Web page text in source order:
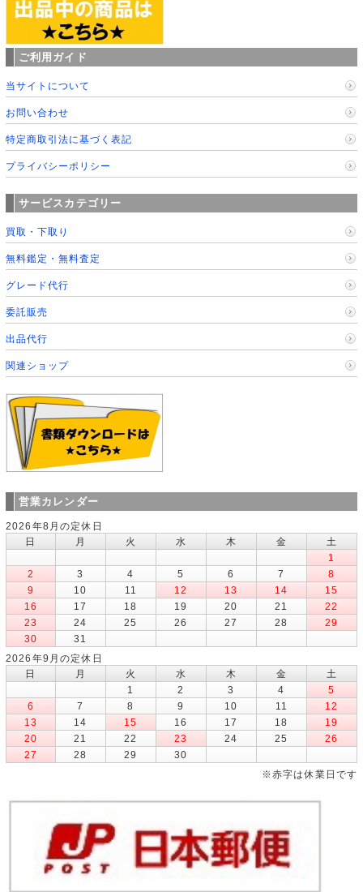
ご利用ガイド
当サイトについて
お問い合わせ
特定商取引法に基づく表記
プライバシーポリシー
サービスカテゴリー
買取・下取り
無料鑑定・無料査定
グレード代行
委託販売
出品代行
関連ショップ
営業カレンダー
2026年8月の定休日
日
月 火 水 木 金
土
1
2
3 4 5 6 7
8
9
10 11 12 13 14
15
16
17 18 19 20 21
22
23
24 25 26 27 28
29
30
31
2026年9月の定休日
日
月 火 水 木 金
土
1
2 3 4
5
6
7 8 9 10 11
12
13
14 15 16 17 18
19
20
21 22 23 24 25
26
27
28 29
30
※赤字は休業日です